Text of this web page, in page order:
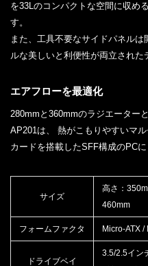
を33Lのコンパクトな空間に収め
す。
また、工具不要なサイドパネル
ルな美しいと利便性が両立された
エアフローを最適化
280mmと360mmのラジエーター
AP201は、 熱がこもりやすいマ
カードを搭載したSFF構成のPC
サイズ
高さ：
460mm
フォームファクタ Micro-ATX /
ドライブベイ
3.5/2.5イン